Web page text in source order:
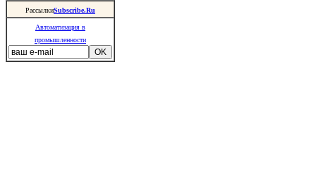
РассылкиSubscribe.Ru
Автоматизация в
промышленности